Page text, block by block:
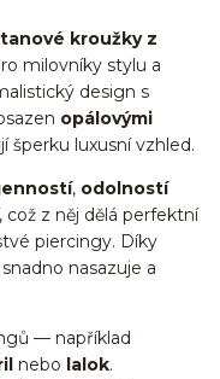
kroužky z
milovníky stylu a
design s
opálovými
šperku luxusní vzhled.
, odolností
, což z něj dělá perfektní
piercingy. Díky
nasazuje a
— například
nebo lalok.